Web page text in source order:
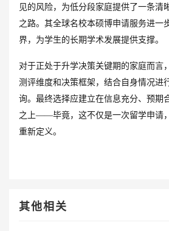
见的风险，为低分段家庭提供了一条清
之路。其全球名校本硕博申请服务进一
界，为学生的长期学术发展提供支撑。
对于正处于升学决策关键期的家庭而言
测评维度和决策框架，结合自身情况进
询。最终选择应建立在信息充分、预期
之上——毕竟，这不仅是一次留学申请
重新定义。
其他相关